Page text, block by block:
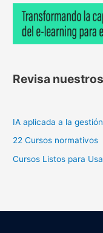
Revisa
IA aplicada a la
22 Cursos normativos
Cursos Listos para